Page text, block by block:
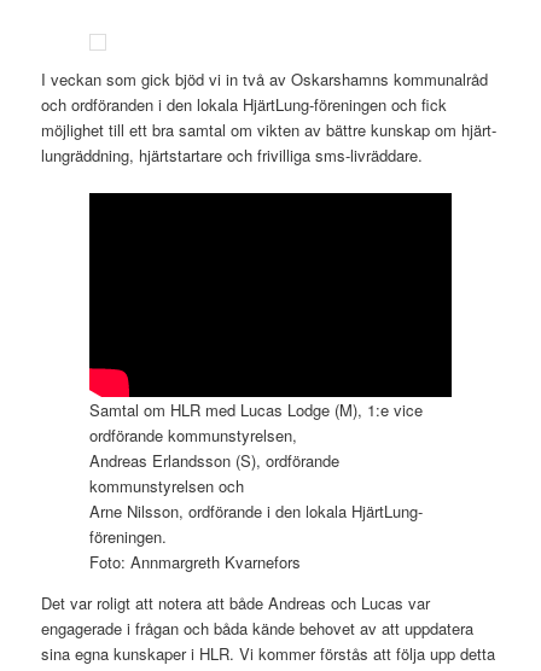
I veckan som gick bjöd vi in två av Oskarshamns kommunalråd
och ordföranden i den lokala HjärtLung-föreningen och fick
möjlighet till ett bra samtal om vikten av bättre kunskap om hjärt-
lungräddning, hjärtstartare och frivilliga sms-livräddare.
Samtal om HLR med Lucas Lodge (M), 1:e vice
ordförande kommunstyrelsen,
Andreas Erlandsson (S), ordförande
kommunstyrelsen och
Arne Nilsson, ordförande i den lokala HjärtLung-
föreningen.
Foto: Annmargreth Kvarnefors
Det var roligt att notera att både Andreas och Lucas var
engagerade i frågan och båda kände behovet av att uppdatera
sina egna kunskaper i HLR. Vi kommer förstås att följa upp detta